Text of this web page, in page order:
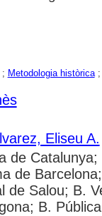
; Metodologia històrica
Eliseu A.
de
de
de Salou; B.
B.